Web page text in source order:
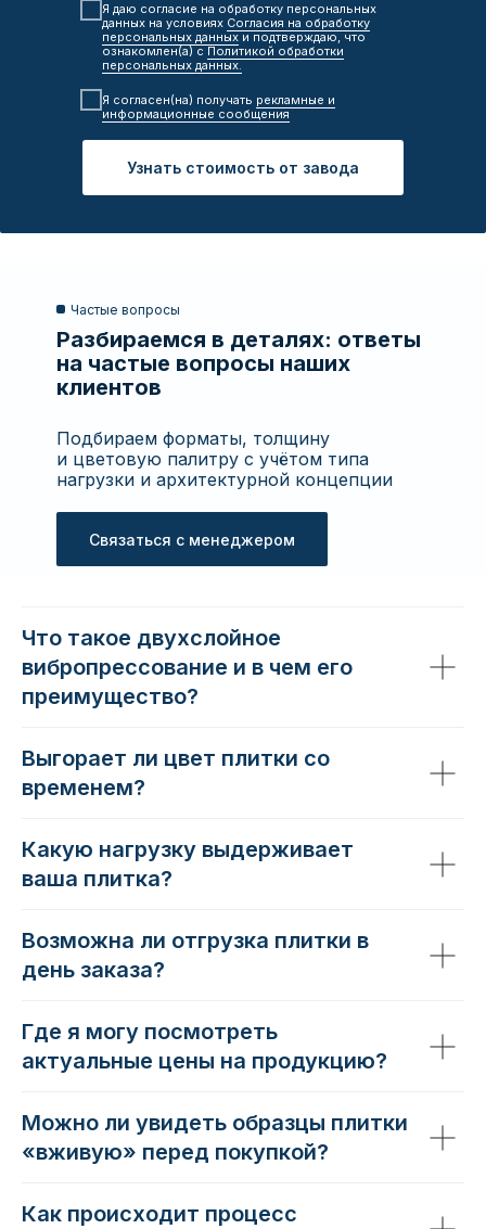
Я даю согласие на обработку персональных
данных на условиях Согласия на обработку
персональных данных и подтверждаю, что
ознакомлен(а) с Политикой обработки
персональных данных.
Я согласен(на) получать рекламные и
информационные сообщения
Узнать стоимость от завода
Связаться с менеджером
Подбираем форматы, толщину
и цветовую палитру с учётом типа
нагрузки и архитектурной концепции
Частые вопросы
Разбираемся в деталях: ответы
на частые вопросы наших
клиентов
Что такое двухслойное
вибропрессование и в чем его
преимущество?
Выгорает ли цвет плитки со
временем?
Какую нагрузку выдерживает
ваша плитка?
Возможна ли отгрузка плитки в
день заказа?
Где я могу посмотреть
актуальные цены на продукцию?
Можно ли увидеть образцы плитки
«вживую» перед покупкой?
Как происходит процесс